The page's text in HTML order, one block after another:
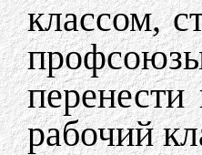
классом,
рабочий